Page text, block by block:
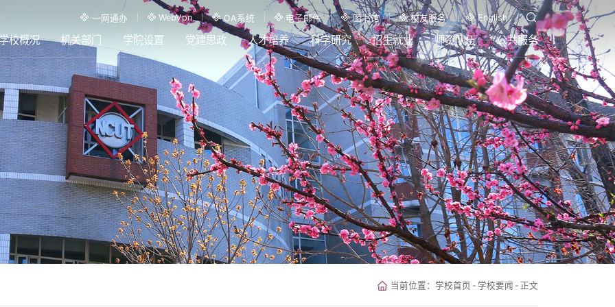
一网通办 WebVpn OA系统 电子邮件 图书馆 校友服务 English
校概况 机关部门 学院设置 党建思政 人才培养 科学研究 招生就业 师资队伍 公共服务
当前位置： 学校首页 - 学校要闻 - 正文